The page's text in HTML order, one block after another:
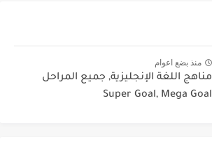
منذ بضع اعوام
مناهج اللغة الإنجليزية, جميع المراحل
Super Goal, Mega Goal